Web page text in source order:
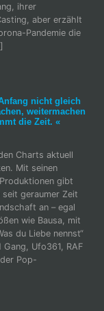
ihrer
aber erzählt
Pandemie die
nicht gleich
weitermachen
die Zeit. «
Charts aktuell
Mit seinen
gibt
geraumer Zeit
an – egal
wie Bausa, mit
du Liebe nennst“
Ufo361, RAF
Pop-